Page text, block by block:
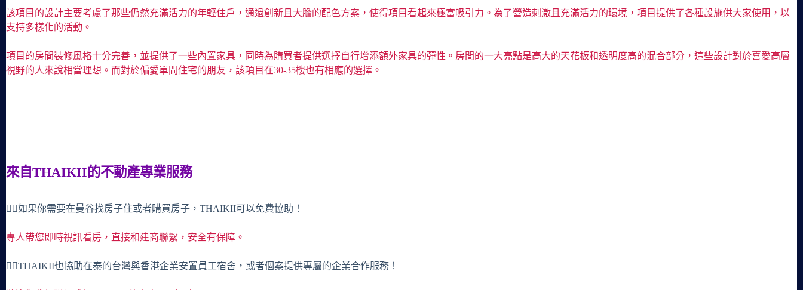
該項目的設計主要考慮了那些仍然充滿活力的年輕住戶，通過創新且大膽的配色方案，使得項目看起來極富吸引力。為了營造刺激且充滿活力的環境，項目提供了各種設施供大家使用，以
支持多樣化的活動。
項目的房間裝修風格十分完善，並提供了一些內置家具，同時為購買者提供選擇自行增添額外家具的彈性。房間的一大亮點是高大的天花板和透明度高的混合部分，這些設計對於喜愛高層
視野的人來說相當理想。而對於偏愛單間住宅的朋友，該項目在30-35樓也有相應的選擇。
來自THAIKII的不動產專業服務
🙋‍♀️如果你需要在曼谷找房子住或者購買房子，THAIKII可以免費協助！
專人帶您即時視訊看房，直接和建商聯繫，安全有保障。
🙋‍♀️THAIKII也協助在泰的台灣與香港企業安置員工宿舍，或者個案提供專屬的企業合作服務！